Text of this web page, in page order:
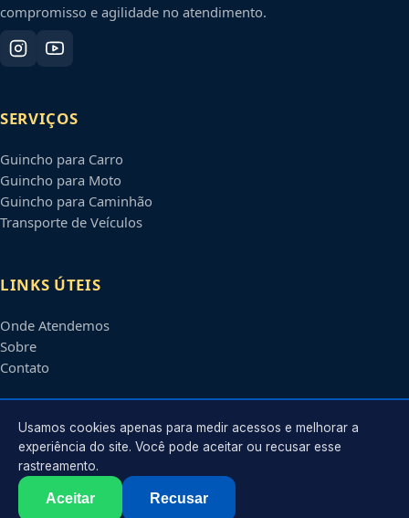
compromisso e agilidade no atendimento.
SERVIÇOS
Guincho para Carro
Guincho para Moto
Guincho para Caminhão
Transporte de Veículos
LINKS ÚTEIS
Onde Atendemos
Sobre
Contato
CONTATO
Atendimento em
contato@guinchosfeiradesantana.com.br
2026 Feira de Santana . Todos os direitos reservados.
Usamos cookies apenas para medir acessos e melhorar a
experiência do site. Você pode aceitar ou recusar esse
rastreamento.
Aceitar Recusar